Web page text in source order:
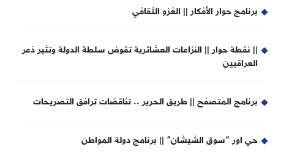
برنامج حوار الأفكار || الغزو الثقافي
|| نقطة حوار || النزاعات العشائرية تقوض سلطة الدولة وتثير ذعر
العراقيين
برنامج المتصفح || طريق الحرير .. تناقضات ترافق التصريحات
حي اور “سوق الشيشان” || برنامج دولة المواطن